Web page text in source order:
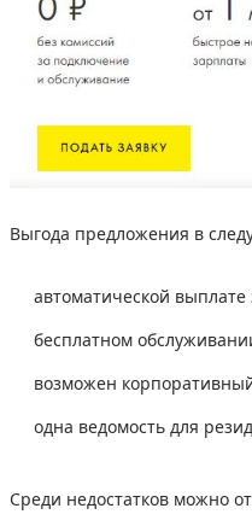
Выгода предложения в
автоматической выплате
бесплатном
возможен
одна ведомость для
Среди недостатков можно